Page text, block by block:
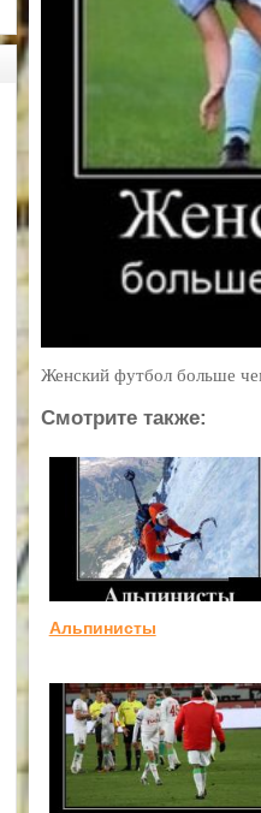
Женский футбол больше
Смотрите также:
Альпинисты